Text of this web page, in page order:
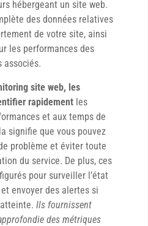
hébergeant un site web.
des données relatives
de votre site, ainsi
les performances des
associés.
site web, les
rapidement les
et aux temps de
signifie que vous pouvez
problème et éviter toute
du service. De plus, ces
pour surveiller l’état
envoyer des alertes si
Ils fournissent
des métriques